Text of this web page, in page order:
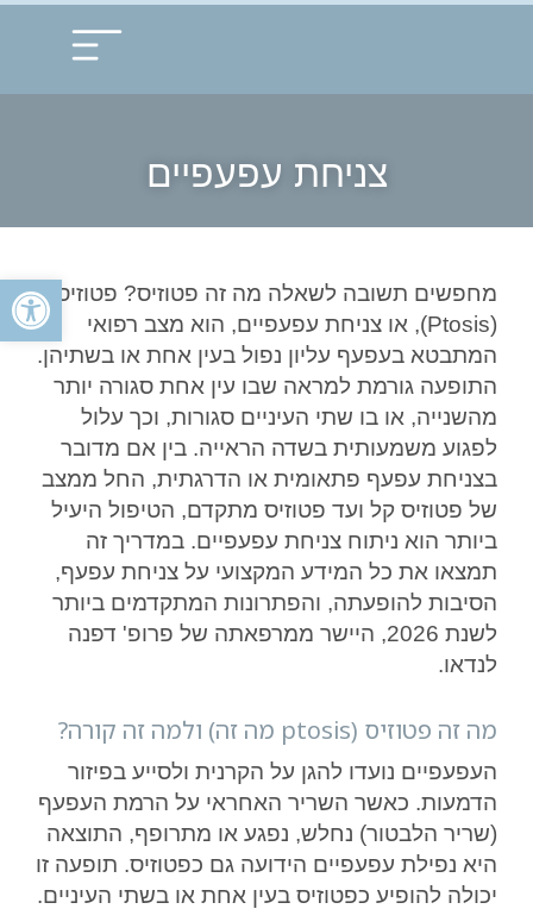
צניחת עפעפיים
מחפשים תשובה לשאלה מה זה פטוזיס? פטוזיס
(Ptosis), או צניחת עפעפיים, הוא מצב רפואי
המתבטא בעפעף עליון נפול בעין אחת או בשתיהן.
התופעה גורמת למראה שבו עין אחת סגורה יותר
מהשנייה, או בו שתי העיניים סגורות, וכך עלול
לפגוע משמעותית בשדה הראייה. בין אם מדובר
בצניחת עפעף פתאומית או הדרגתית, החל ממצב
של פטוזיס קל ועד פטוזיס מתקדם, הטיפול היעיל
ביותר הוא ניתוח צניחת עפעפיים. במדריך זה
תמצאו את כל המידע המקצועי על צניחת עפעף,
הסיבות להופעתה, והפתרונות המתקדמים ביותר
לשנת 2026, היישר ממרפאתה של פרופ' דפנה
לנדאו.
מה זה פטוזיס (ptosis מה זה) ולמה זה קורה?
העפעפיים נועדו להגן על הקרנית ולסייע בפיזור
הדמעות. כאשר השריר האחראי על הרמת העפעף
(שריר הלבטור) נחלש, נפגע או מתרופף, התוצאה
היא נפילת עפעפיים הידועה גם כפטוזיס. תופעה זו
יכולה להופיע כפטוזיס בעין אחת או בשתי העיניים.